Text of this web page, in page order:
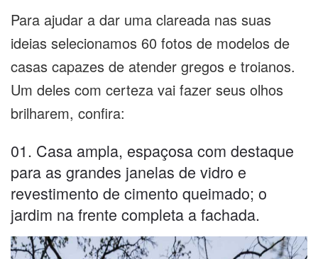
Para ajudar a dar uma clareada nas suas
ideias selecionamos 60 fotos de modelos de
casas capazes de atender gregos e troianos.
Um deles com certeza vai fazer seus olhos
brilharem, confira:
01. Casa ampla, espaçosa com destaque
para as grandes janelas de vidro e
revestimento de cimento queimado; o
jardim na frente completa a fachada.